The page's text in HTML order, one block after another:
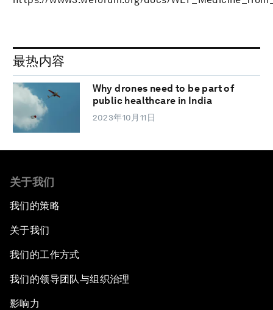
最热内容
Why drones need to be part of
public healthcare in India
2023年10月11日
关于我们
我们的策略
关于我们
我们的工作方式
我们的领导团队与组织治理
影响力